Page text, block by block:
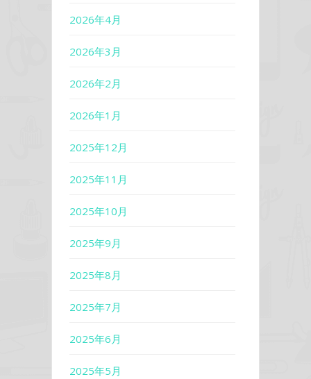
2026年4月
2026年3月
2026年2月
2026年1月
2025年12月
2025年11月
2025年10月
2025年9月
2025年8月
2025年7月
2025年6月
2025年5月